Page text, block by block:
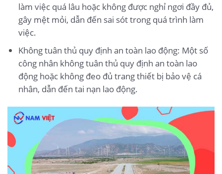
làm việc quá lâu hoặc không được nghỉ ngơi đầy đủ,
gây mệt mỏi, dẫn đến sai sót trong quá trình làm
việc.
Không tuân thủ quy định an toàn lao động: Một số
công nhân không tuân thủ quy định an toàn lao
động hoặc không đeo đủ trang thiết bị bảo vệ cá
nhân, dẫn đến tai nạn lao động.